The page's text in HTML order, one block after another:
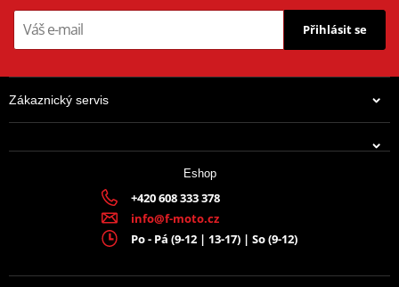
Přihlásit se
Zákaznický servis
Eshop
+420 608 333 378
info@f-moto.cz
Po - Pá (9-12 | 13-17) | So (9-12)